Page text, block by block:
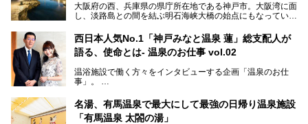
の観光スポットをピックアップ。温泉やご当地グルメなどを
盛り込んだ日帰り観光モデルコースも紹介しているので、ぜ
大阪府の西、兵庫県の県庁所在地である神戸市。大阪湾に面
し、淡路島との間を結ぶ明石海峡大橋の始点にもなっていま
華街をはじめ、きらびやかに発展したハーバーランドなど、
人気観光スポットもめじろ押しです。
そして、温泉好きの視点から見ると、神戸市といえば何とい
湯です。そのお湯をリーズナブルに体験できる健康ランドや
スーパー銭湯があったら……。今回はそんな希望に沿う施設
きます！
西日本人気No.1「神戸みなと温泉 蓮」総支配人が
語る、使命とは- 温泉のお仕事 vol.02
温浴施設で働く方々をインタビューする企画「温泉のお仕
事」。
ング西日本1位、2年連続「ベストオブ宿泊賞」に輝いた
「神戸みなと温泉 蓮」の魅力に迫りました！
名湯、有馬温泉で最大にして最強の日帰り温泉施設
「有馬温泉 太閤の湯」